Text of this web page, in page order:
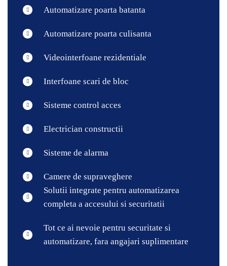
Automatizare poarta batanta
Automatizare poarta culisanta
Videointerfoane rezidentiale
Interfoane scari de bloc
Sisteme control acces
Electrician constructii
Sisteme de alarma
Camere de supraveghere
Solutii integrate pentru automatizarea
completa a accesului si securitatii
Tot ce ai nevoie pentru securitate si
automatizare, fara angajari suplimentare